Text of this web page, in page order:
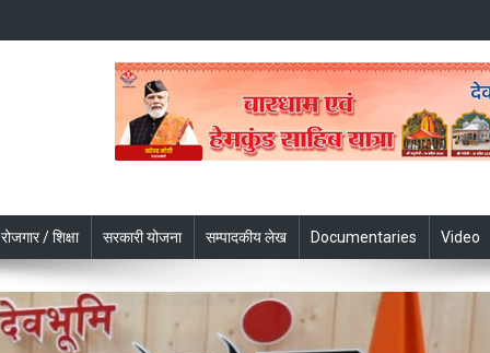
रोजगार / शिक्षा सरकारी योजना सम्पादकीय लेख Documentaries Video